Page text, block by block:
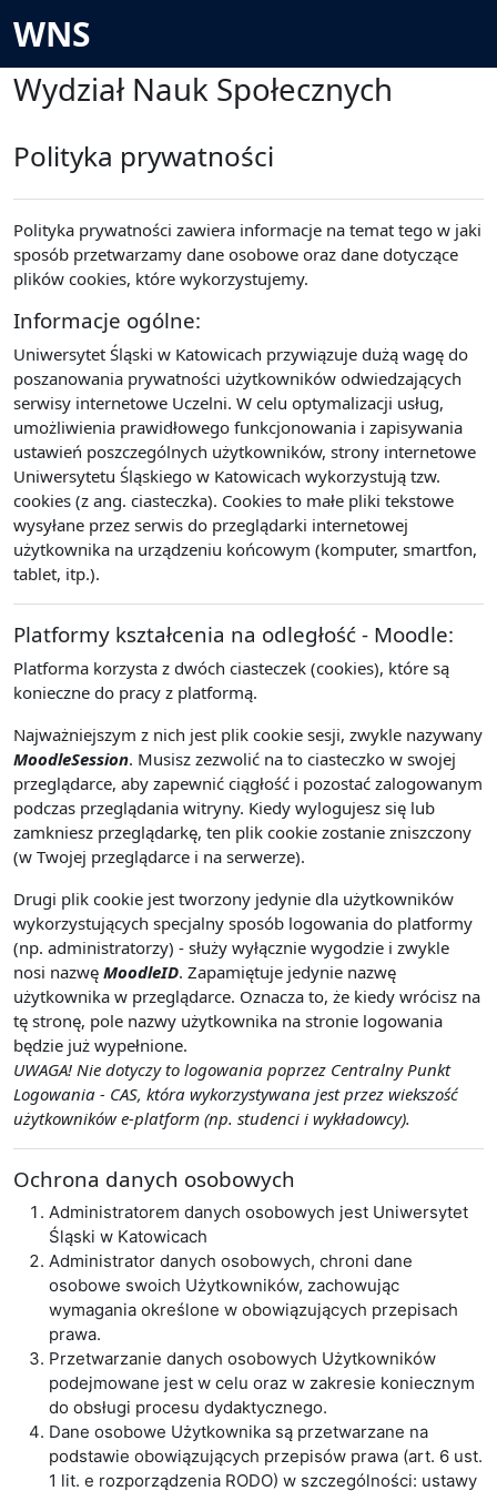
WNS
Wydział Nauk Społecznych
Polityka prywatności
Polityka prywatności zawiera informacje na temat tego w jaki
sposób przetwarzamy dane osobowe oraz dane dotyczące
plików cookies, które wykorzystujemy.
Informacje ogólne:
Uniwersytet Śląski w Katowicach przywiązuje dużą wagę do
poszanowania prywatności użytkowników odwiedzających
serwisy internetowe Uczelni. W celu optymalizacji usług,
umożliwienia prawidłowego funkcjonowania i zapisywania
ustawień poszczególnych użytkowników, strony internetowe
Uniwersytetu Śląskiego w Katowicach wykorzystują tzw.
cookies (z ang. ciasteczka). Cookies to małe pliki tekstowe
wysyłane przez serwis do przeglądarki internetowej
użytkownika na urządzeniu końcowym (komputer, smartfon,
tablet, itp.).
Platformy kształcenia na odległość - Moodle:
Platforma korzysta z dwóch ciasteczek (cookies), które są
konieczne do pracy z platformą.
Najważniejszym z nich jest plik cookie sesji, zwykle nazywany
MoodleSession. Musisz zezwolić na to ciasteczko w swojej
przeglądarce, aby zapewnić ciągłość i pozostać zalogowanym
podczas przeglądania witryny. Kiedy wylogujesz się lub
zamkniesz przeglądarkę, ten plik cookie zostanie zniszczony
(w Twojej przeglądarce i na serwerze).
Drugi plik cookie jest tworzony jedynie dla użytkowników
wykorzystujących specjalny sposób logowania do platformy
(np. administratorzy) - służy wyłącznie wygodzie i zwykle
nosi nazwę MoodleID. Zapamiętuje jedynie nazwę
użytkownika w przeglądarce. Oznacza to, że kiedy wrócisz na
tę stronę, pole nazwy użytkownika na stronie logowania
będzie już wypełnione.
UWAGA! Nie dotyczy to logowania poprzez Centralny Punkt
Logowania - CAS, która wykorzystywana jest przez wiekszość
użytkowników e-platform (np. studenci i wykładowcy).
Ochrona danych osobowych
Administratorem danych osobowych jest Uniwersytet
Śląski w Katowicach
Administrator danych osobowych, chroni dane
osobowe swoich Użytkowników, zachowując
wymagania określone w obowiązujących przepisach
prawa.
Przetwarzanie danych osobowych Użytkowników
podejmowane jest w celu oraz w zakresie koniecznym
do obsługi procesu dydaktycznego.
Dane osobowe Użytkownika są przetwarzane na
podstawie obowiązujących przepisów prawa (art. 6 ust.
1 lit. e rozporządzenia RODO) w szczególności: ustawy